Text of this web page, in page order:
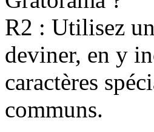
R2 : Utilisez
deviner, en y
caractères
communs.